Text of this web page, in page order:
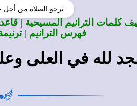
نرجو الصلاة من أجل
كلمات الترانيم المسيحية |
فهرس الترانيم |
لله في العلى